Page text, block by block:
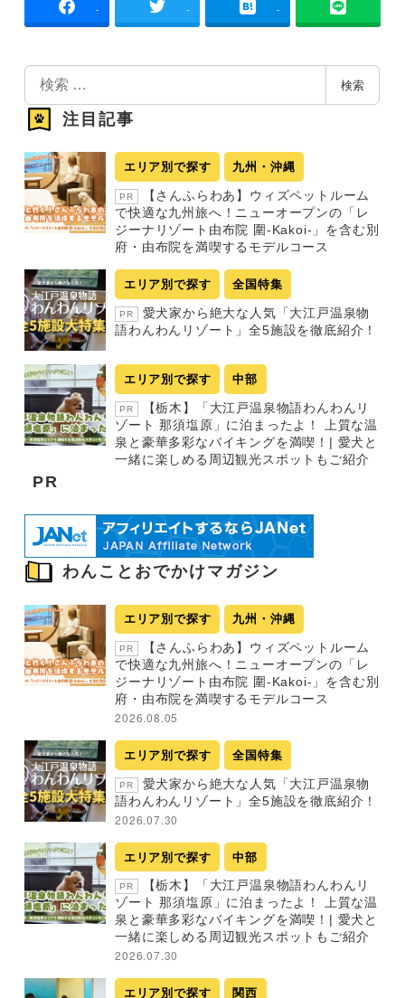
- - -
索
検索
注目記事
エリア別で探す 九州・沖縄
PR
【さんふらわあ】ウィズペットルーム
で快適な九州旅へ！ニューオープンの「レ
ジーナリゾート由布院 圍-Kakoi-」を含む別
府・由布院を満喫するモデルコース
エリア別で探す 全国特集
PR
愛犬家から絶大な人気「大江戸温泉物
語わんわんリゾート」全5施設を徹底紹介！
エリア別で探す 中部
PR
【栃木】「大江戸温泉物語わんわんリ
ゾート 那須塩原」に泊まったよ！ 上質な温
泉と豪華多彩なバイキングを満喫！| 愛犬と
一緒に楽しめる周辺観光スポットもご紹介
PR
わんことおでかけマガジン
エリア別で探す 九州・沖縄
PR
【さんふらわあ】ウィズペットルーム
で快適な九州旅へ！ニューオープンの「レ
ジーナリゾート由布院 圍-Kakoi-」を含む別
府・由布院を満喫するモデルコース
2026.08.05
エリア別で探す 全国特集
PR
愛犬家から絶大な人気「大江戸温泉物
語わんわんリゾート」全5施設を徹底紹介！
2026.07.30
エリア別で探す 中部
PR
【栃木】「大江戸温泉物語わんわんリ
ゾート 那須塩原」に泊まったよ！ 上質な温
泉と豪華多彩なバイキングを満喫！| 愛犬と
一緒に楽しめる周辺観光スポットもご紹介
2026.07.30
エリア別で探す 関西